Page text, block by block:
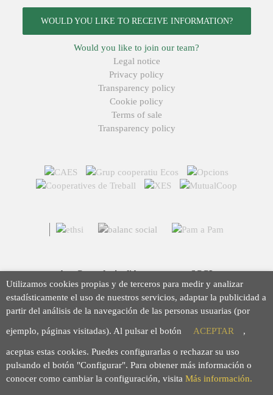
WOULD YOU LIKE TO RECEIVE INFORMATION?
Would you like to join our team?
Legal notice
Privacy policy
Transparency policy
Cookie policy
Terms of sale
Transparency policy
Arç Corredoria d'Assegurances, SCCL
Casp 43, 08010 Barcelona
93 423 46 02
info@arc.coop
Utilizamos cookies propias y de terceros para medir y analizar
estadísticamente el uso de nuestros servicios, adaptar la publicidad a
partir del análisis de la navegación de las personas usuarias (por
ejemplo, páginas visitadas). Al pulsar el botón ACEPTAR ,
aceptas estas cookies. Puedes configurarlas o rechazar su uso
pulsando el botón "Configurar". Para obtener más información o
conocer como cambiar la configuración, visita Más información.